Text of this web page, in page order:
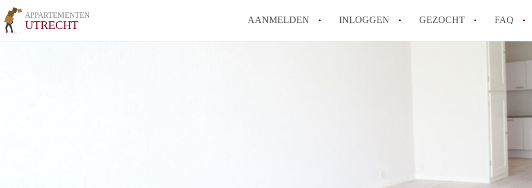
APPARTEMENTEN
UTRECHT AANMELDEN INLOGGEN GEZOCHT FAQ
How to translate AppartementenUtrecht!
Wat is AppartementenUtrecht?
Wat is de privacyverklaring van
Is AppartementenUtrecht
Appartement / Appartementen in Utrecht?